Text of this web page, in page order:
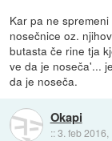
Kar pa ne
nosečnice oz.
butasta če rine tja
ve da je noseča'...
da je noseča.
Okapi
::3. feb 2016,